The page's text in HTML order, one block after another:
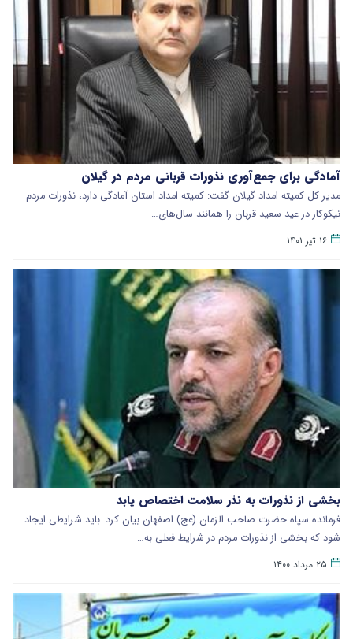
آمادگی برای جمع‌آوری نذورات قربانی مردم ‌در گیلان
مدیر کل کمیته امداد گیلان گفت: کمیته امداد استان آمادگی دارد، نذورات مردم
نیکوکار در عید سعید قربان را همانند سال‌های…
۱۶ تیر ۱۴۰۱
بخشی از نذورات به نذر سلامت اختصاص یابد
فرمانده سپاه حضرت صاحب الزمان (عج) اصفهان بیان کرد: باید شرایطی ایجاد
شود که بخشی از نذورات مردم در شرایط فعلی به…
۲۵ مرداد ۱۴۰۰